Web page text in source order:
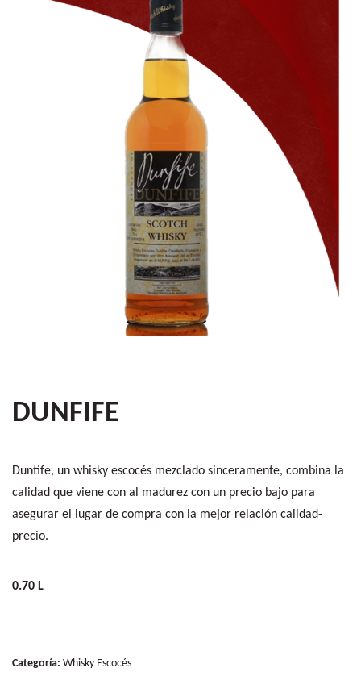
DUNFIFE
Duntife, un whisky escocés mezclado sinceramente, combina la
calidad que viene con al madurez con un precio bajo para
asegurar el lugar de compra con la mejor relación calidad-
precio.
0.70 L
Categoría: Whisky Escocés